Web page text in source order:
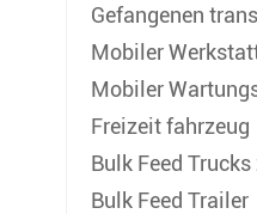
Gefangenen
Mobiler
Mobiler
Freizeit fahrzeug
Bulk Feed
Bulk Feed Trailer